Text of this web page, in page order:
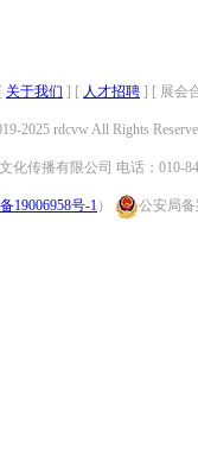
[ 关于我们 ] [ 人才招聘 ] [ 展会
2025 rdcvw All Rights
化传播有限公司 电话：010-
19006958号-1 ） 公安局备